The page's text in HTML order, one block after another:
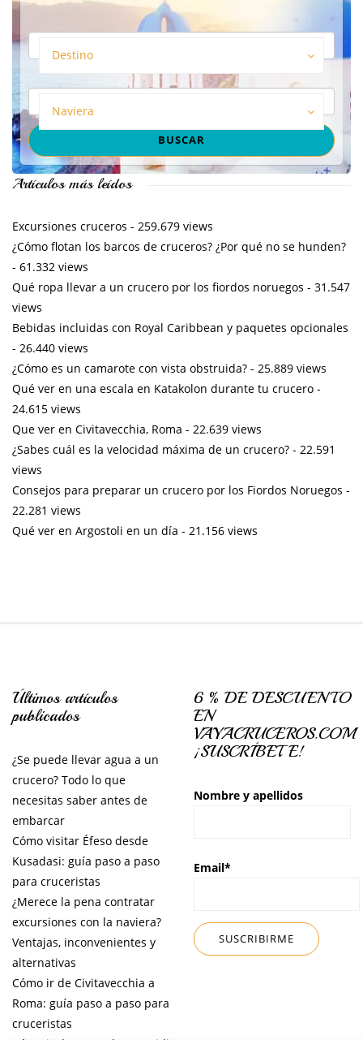
Destino
Naviera
Artículos más leídos
Excursiones cruceros - 259.679 views
¿Cómo flotan los barcos de cruceros? ¿Por qué no se hunden?
- 61.332 views
Qué ropa llevar a un crucero por los fiordos noruegos - 31.547
views
Bebidas incluidas con Royal Caribbean y paquetes opcionales
- 26.440 views
¿Cómo es un camarote con vista obstruida? - 25.889 views
Qué ver en una escala en Katakolon durante tu crucero -
24.615 views
Que ver en Civitavecchia, Roma - 22.639 views
¿Sabes cuál es la velocidad máxima de un crucero? - 22.591
views
Consejos para preparar un crucero por los Fiordos Noruegos -
22.281 views
Qué ver en Argostoli en un día - 21.156 views
Últimos artículos
publicados
¿Se puede llevar agua a un
crucero? Todo lo que
necesitas saber antes de
embarcar
Cómo visitar Éfeso desde
Kusadasi: guía paso a paso
para cruceristas
¿Merece la pena contratar
excursiones con la naviera?
Ventajas, inconvenientes y
alternativas
Cómo ir de Civitavecchia a
Roma: guía paso a paso para
cruceristas
6 % DE DESCUENTO
EN
VAYACRUCEROS.COM
¡SUSCRÍBETE!
Nombre y apellidos
Email*